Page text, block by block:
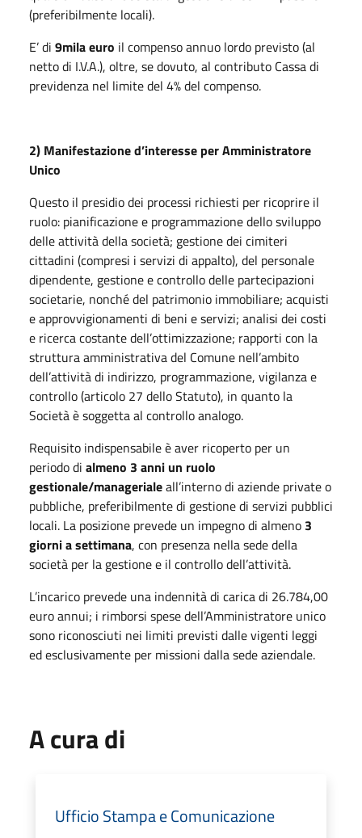
(preferibilmente locali).
E’ di 9mila euro il compenso annuo lordo previsto (al
netto di I.V.A.), oltre, se dovuto, al contributo Cassa di
previdenza nel limite del 4% del compenso.
2) Manifestazione d’interesse per Amministratore
Unico
Questo il presidio dei processi richiesti per ricoprire il
ruolo: pianificazione e programmazione dello sviluppo
delle attività della società; gestione dei cimiteri
cittadini (compresi i servizi di appalto), del personale
dipendente, gestione e controllo delle partecipazioni
societarie, nonché del patrimonio immobiliare; acquisti
e approvvigionamenti di beni e servizi; analisi dei costi
e ricerca costante dell’ottimizzazione; rapporti con la
struttura amministrativa del Comune nell’ambito
dell’attività di indirizzo, programmazione, vigilanza e
controllo (articolo 27 dello Statuto), in quanto la
Società è soggetta al controllo analogo.
Requisito indispensabile è aver ricoperto per un
periodo di almeno 3 anni un ruolo
gestionale/managerialeall’interno di aziende private o
pubbliche, preferibilmente di gestione di servizi pubblici
locali. La posizione prevede un impegno di almeno 3
giorni a settimana, con presenza nella sede della
società per la gestione e il controllo dell’attività.
L’incarico prevede una indennità di carica di 26.784,00
euro annui; i rimborsi spese dell’Amministratore unico
sono riconosciuti nei limiti previsti dalle vigenti leggi
ed esclusivamente per missioni dalla sede aziendale.
A cura di
Ufficio Stampa e Comunicazione